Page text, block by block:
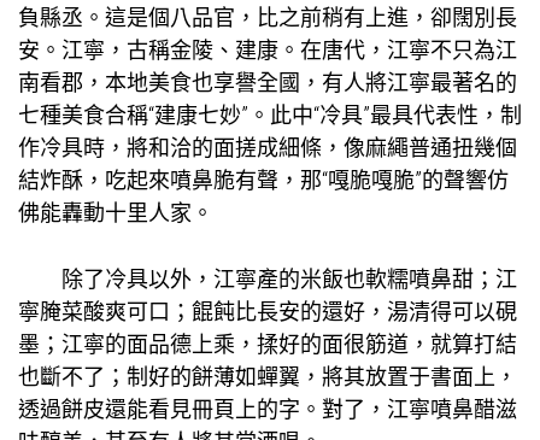
負縣丞。這是個八品官，比之前稍有上進，卻闊別長
安。江寧，古稱金陵、建康。在唐代，江寧不只為江
南看郡，本地美食也享譽全國，有人將江寧最著名的
七種美食合稱“建康七妙”。此中“冷具”最具代表性，制
作冷具時，將和洽的面搓成細條，像麻繩普通扭幾個
結炸酥，吃起來噴鼻脆有聲，那“嘎脆嘎脆”的聲響仿
佛能轟動十里人家。
除了冷具以外，江寧產的米飯也軟糯噴鼻甜；江
寧腌菜酸爽可口；餛飩比長安的還好，湯清得可以硯
墨；江寧的面品德上乘，揉好的面很筋道，就算打結
也斷不了；制好的餅薄如蟬翼，將其放置于書面上，
透過餅皮還能看見冊頁上的字。對了，江寧噴鼻醋滋